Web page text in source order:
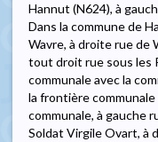
Hannut (N624), à
Dans la commune de
Wavre, à droite rue de
tout droit rue sous les
communale avec la
la frontière
communale, à gauche
Soldat Virgile Ovart, à